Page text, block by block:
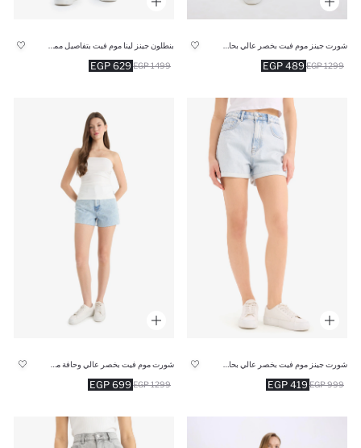
489 EGP 1299 EGP
629 EGP 1499 EGP
419 EGP 999 EGP
699 EGP 1299 EGP